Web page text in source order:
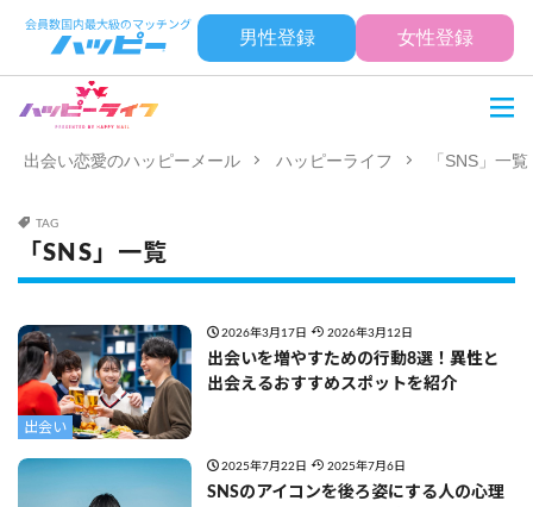
男性登録 女性登録
出会い恋愛のハッピーメール ハッピーライフ 「SNS」一覧
TAG
「SNS」一覧
出会い
2026年3月17日 2026年3月12日
出会いを増やすための行動8選！異性と
出会えるおすすめスポットを紹介
2025年7月22日 2025年7月6日
SNSのアイコンを後ろ姿にする人の心理